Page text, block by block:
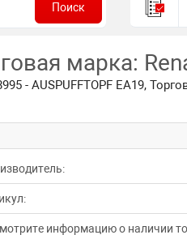
Поиск
марка:
- AUSPUFFTOPF EA19,
информацию о наличии